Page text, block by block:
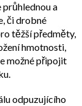
průhlednou a
či drobné
těžší předměty,
hmotnosti,
možné připojit
odpuzujícího